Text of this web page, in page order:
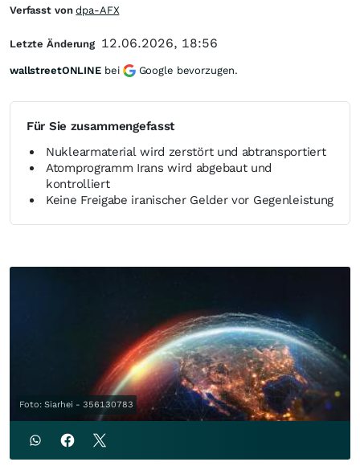
Für Sie zusammengefasst
Nuklearmaterial wird zerstört und abtransportiert
Atomprogramm Irans wird abgebaut und
kontrolliert
Keine Freigabe iranischer Gelder vor Gegenleistung
Foto: Siarhei - 356130783
Verfasst vondpa-AFX
Letzte Änderung 12.06.2026, 18:56
wallstreetONLINE bei Google bevorzugen.